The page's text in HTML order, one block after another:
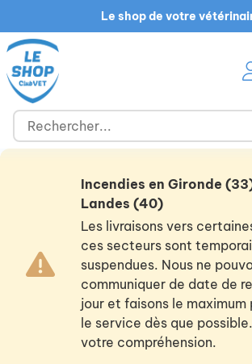
Le shop de votre
Incendies en Gironde
Landes (40)
Les livraisons vers
ces secteurs sont
suspendues. Nous ne
communiquer de date de
jour et faisons le
le service dès que
votre compréhension.